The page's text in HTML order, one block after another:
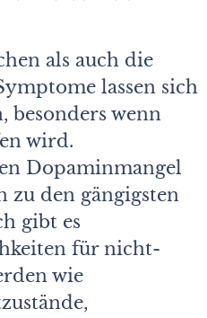
als auch die
lassen sich
besonders wenn
wird.
Dopaminmangel
zu den gängigsten
gibt es
für nicht-
wie